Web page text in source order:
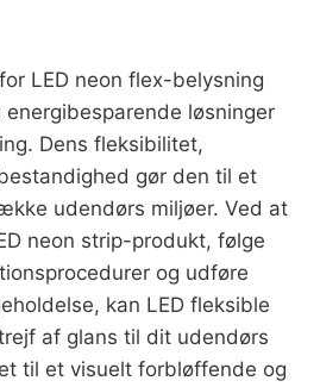
LED neon flex-belysning
løsninger
Dens fleksibilitet,
gør den til et
udendørs miljøer. Ved at
neon strip-produkt, følge
og udføre
kan LED fleksible
af glans til dit udendørs
til et visuelt forbløffende og